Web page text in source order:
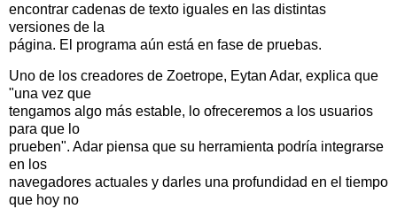
encontrar cadenas de texto iguales en las distintas
versiones de la
página. El programa aún está en fase de pruebas.
Uno de los creadores de Zoetrope, Eytan Adar, explica que
"una vez que
tengamos algo más estable, lo ofreceremos a los usuarios
para que lo
prueben". Adar piensa que su herramienta podría integrarse
en los
navegadores actuales y darles una profundidad en el tiempo
que hoy no